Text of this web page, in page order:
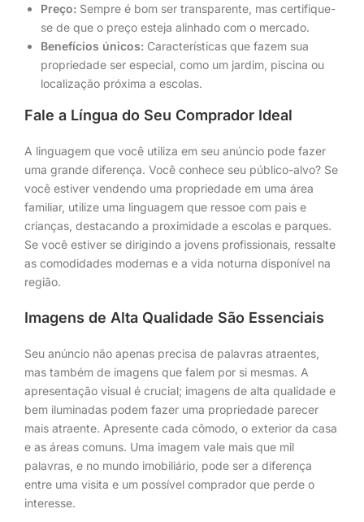
Preço: Sempre é bom ser transparente, mas certifique-
se de que o preço esteja alinhado com o mercado.
Benefícios únicos: Características que fazem sua
propriedade ser especial, como um jardim, piscina ou
localização próxima a escolas.
Fale a Língua do Seu Comprador Ideal
A linguagem que você utiliza em seu anúncio pode fazer
uma grande diferença. Você conhece seu público-alvo? Se
você estiver vendendo uma propriedade em uma área
familiar, utilize uma linguagem que ressoe com pais e
crianças, destacando a proximidade a escolas e parques.
Se você estiver se dirigindo a jovens profissionais, ressalte
as comodidades modernas e a vida noturna disponível na
região.
Imagens de Alta Qualidade São Essenciais
Seu anúncio não apenas precisa de palavras atraentes,
mas também de imagens que falem por si mesmas. A
apresentação visual é crucial; imagens de alta qualidade e
bem iluminadas podem fazer uma propriedade parecer
mais atraente. Apresente cada cômodo, o exterior da casa
e as áreas comuns. Uma imagem vale mais que mil
palavras, e no mundo imobiliário, pode ser a diferença
entre uma visita e um possível comprador que perde o
interesse.